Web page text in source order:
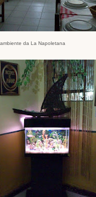
da La Napoletana